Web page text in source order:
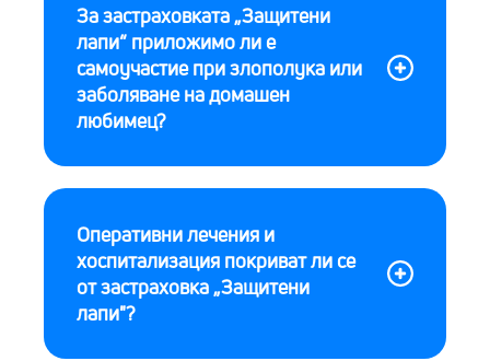
За застраховката „Защитени
лапи“ приложимо ли е
самоучастие при злополука или
заболяване на домашен
любимец?
Оперативни лечения и
хоспитализация покриват ли се
от застраховка „Защитени
лапи"?